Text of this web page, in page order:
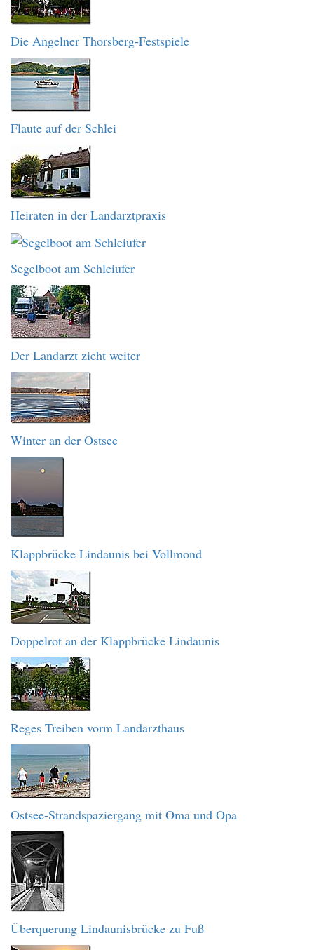
Die Angelner Thorsberg-Festspiele
Flaute auf der Schlei
Heiraten in der Landarztpraxis
Segelboot am Schleiufer
Der Landarzt zieht weiter
Winter an der Ostsee
Klappbrücke Lindaunis bei Vollmond
Doppelrot an der Klappbrücke Lindaunis
Reges Treiben vorm Landarzthaus
Ostsee-Strandspaziergang mit Oma und Opa
Überquerung Lindaunisbrücke zu Fuß